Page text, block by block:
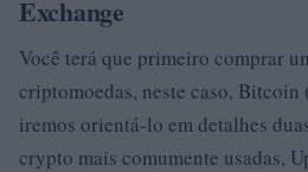
Exchange
Você terá que primeiro comprar
criptomoedas, neste caso,
iremos orientá-lo em detalhes
crypto mais comumente usadas,